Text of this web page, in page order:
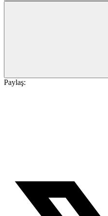
Paylaş: